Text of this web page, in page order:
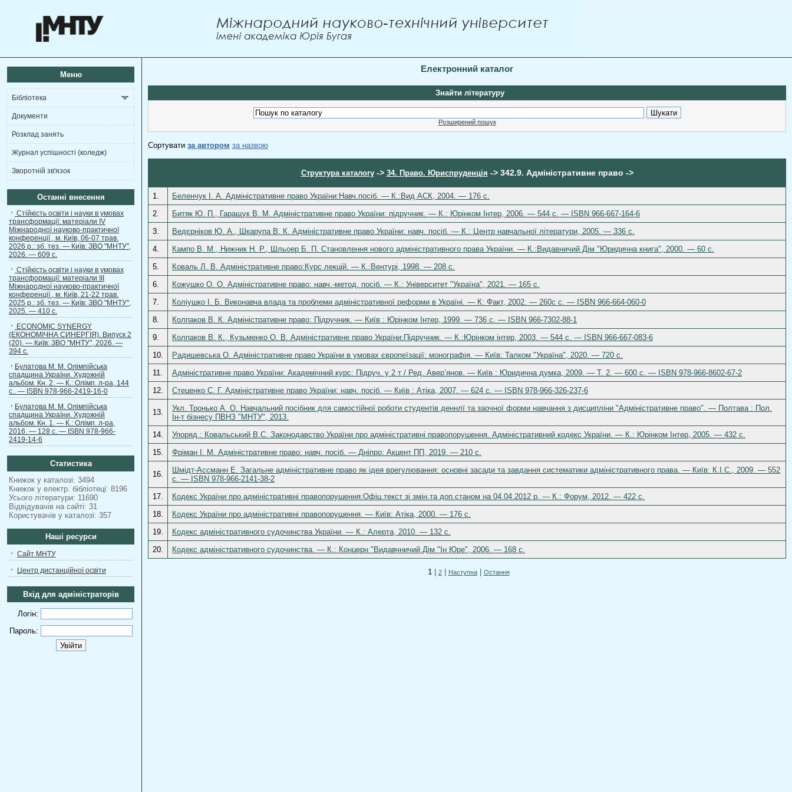
Меню
Бібліотека
Документи
Розклад занять
Журнал успішності (коледж)
Зворотній зв'язок
Останні внесення
Стійкість освіти і науки в умовах
трансформації: матеріали ІV
Міжнародної науково-практичної
конференції , м. Київ, 06-07 трав.
2026 р.: зб. тез. — Київ: ЗВО "МНТУ",
2026. — 609 с.
Стійкість освіти і науки в умовах
трансформації: матеріали ІІІ
Міжнародної науково-практичної
конференції , м. Київ, 21-22 трав.
2025 р.: зб. тез. — Київ: ЗВО "МНТУ",
2025. — 410 с.
ECONOMIC SYNERGY
(ЕКОНОМІЧНА СИНЕРГІЯ). Випуск 2
(20). — Київ: ЗВО "МНТУ", 2026. —
394 с.
Булатова М. М. Олімпійська
спадщина України. Художній
альбом. Кн. 2. — К.: Олімп. л-ра, 144
с.. — ISBN 978-966-2419-16-0
Булатова М. М. Олімпійська
спадщина України. Художній
альбом. Кн. 1. — К.: Олімп. л-ра,
2016. — 128 с. — ISBN 978-966-
2419-14-6
Статистика
Книжок у каталозі: 3494
Книжок у електр. бібліотеці: 8196
Усього літератури: 11690
Відвідувачів на сайті: 31
Користувачів у каталозі: 357
Наші ресурси
Сайт МНТУ
Центр дистанційної освіти
Вхід для адміністраторів
Логін:
Пароль:
Електронний каталог
Знайти літературу
Розширений пошук
Сортувати за автором за назвою
Структура каталогу-> 34. Право. Юриспруденція -> 342.9. Адміністративне право ->
1.
Беленчук І. А. Адміністративне право України:Навч.посіб. — К.:Вид АСК, 2004. — 176 c.
2.
Битяк Ю. П., Гаращук В. М. Адміністративне право України: підручник. — К.: Юрінком Інтер, 2006. — 544 с. — ISBN 966-667-164-6
3.
Ведєрніков Ю. А., Шкарупа В. К. Адміністративне право України: навч. посіб. — К.: Центр навчальної літератури, 2005. — 336 с.
4.
Кампо В. М., Нижник Н. Р., Шльоер Б. П. Становлення нового адміністративного права України. — К.:Видавничий Дім "Юридична книга", 2000. — 60 c.
5.
Коваль Л. В. Адміністративне право:Курс лекцій. — К.:Вентурі, 1998. — 208 c.
6.
Кожушко О. О. Адміністративне право: навч.-метод. посіб. — К.: Університет "Україна", 2021. — 165 с.
7.
Коліушко І. Б. Виконавча влада та проблеми адміністративної реформи в Україні. — К: Факт, 2002. — 260с с. — ISBN 966-664-060-0
8.
Колпаков В. К. Адміністративне право: Підручник. — Київ : Юрінком Інтер, 1999. — 736 с. — ISBN 966-7302-88-1
9.
Колпаков В. К., Кузьменко О. В. Адміністративне право України:Підручник. — К.:Юрінком інтер, 2003. — 544 c. — ISBN 966-667-083-6
10.
Радишевська О. Адміністративне право України в умовах європеїзації: монографія. — Київ: Талком "Україна", 2020. — 720 с.
11.
Адміністративне право України: Академічний курс: Підруч. у 2 т / Ред. Авер’янов. — Київ : Юридична думка, 2009. — Т. 2. — 600 с. — ISBN 978-966-8602-67-2
12.
Стеценко С. Г. Адміністративне право України: навч. посіб. — Київ : Атіка, 2007. — 624 с. — ISBN 978-966-326-237-6
13.
Укл. Тронько А. О. Навчальний посібник для самостійної роботи студентів деннлї та заочної форми навчання з дисципліни "Адміністративне право". — Полтава : Пол.
Ін-т бізнесу ПВНЗ "МНТУ", 2013.
14.
Упоряд.: Ковальський В.С. Законодавство України про адміністративні правопорушення. Адміністративний кодекс України. — К.: Юрінком Інтер, 2005. — 432 с.
15.
Фріман І. М. Адміністративне право: навч. посіб. — Дніпро: Акцент ПП, 2019. — 210 с.
16.
Шмідт-Ассманн Е. Загальне адміністративне право як ідея врегулювання: основні засади та завдання систематики адміністративного права. — Київ: К.І.С., 2009. — 552
с. — ISBN 978-966-2141-38-2
17.
Кодекс України про адміністративні правопорушення:Офіц.текст зі змін.та доп.станом на 04.04.2012 р. — К.: Форум, 2012. — 422 с.
18.
Кодекс України про адміністративні правопорушення. — Київ: Атіка, 2000. — 176 с.
19.
Кодекс адміністративного судочинства України. — К.: Алерта, 2010. — 132 с.
20.
Кодекс адміністративного судочинства. — К.: Концерн "Видавчничий Дім "Ін Юре", 2006. — 168 с.
1| 2| Наступна| Остання